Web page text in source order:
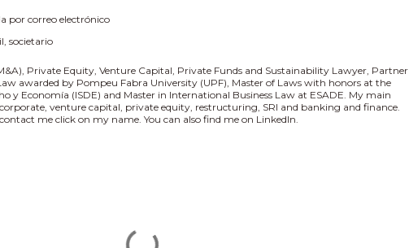
por correo electrónico
societario
Private Equity, Venture Capital, Private Funds and Sustainability Lawyer, Partner
awarded by Pompeu Fabra University (UPF), Master of Laws with honors at the
y Economía (ISDE) and Master in International Business Law at ESADE. My main
venture capital, private equity, restructuring, SRI and banking and finance.
me click on my name. You can also find me on LinkedIn.